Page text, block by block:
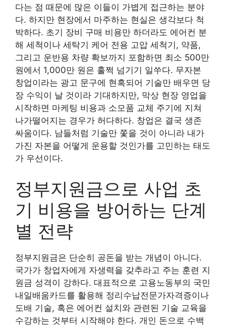
다는 점 때문에 많은 이들이 가볍게 접근하는 분야
다. 하지만 현장에서 마주하는 현실은 생각보다 척
박하다. 초기 장비 구매 비용만 하더라도 에어컨 분
해 세척이나 세탁기 케어 전용 고압 세척기, 약품,
그리고 운반용 차량 확보까지 포함하면 최소 500만
원에서 1,000만 원은 훌쩍 넘기기 일쑤다. 무자본
창업이라는 광고 문구에 현혹되어 기술만 배우면 당
장 수익이 날 것이라 기대하지만, 막상 현장 영업을
시작하면 마케팅 비용과 소모품 교체 주기에 지쳐
나가떨어지는 경우가 허다하다. 창업은 결국 생존
싸움이다. 남들처럼 기술만 쫓을 것이 아니라 내가
가진 자본을 어떻게 운용할 것인가를 고민하는 태도
가 우선이다.
정부지원금으로 사업 초
기 비용을 방어하는 단계
별 전략
정부지원금은 단순히 공돈을 받는 개념이 아니다.
국가가 창업자에게 자생력을 갖추라고 주는 훈련 지
원금 성격이 강하다. 대표적으로 고용노동부의 국민
내일배움카드를 활용해 정리수납전문가자격증이나
도배 기술, 혹은 에어컨 설치와 관련된 기술 교육을
수강하는 것부터 시작해야 한다. 개인 돈으로 수백